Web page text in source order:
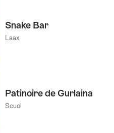
Snake Bar
Laax
Patinoire de Gurlaina
Scuol